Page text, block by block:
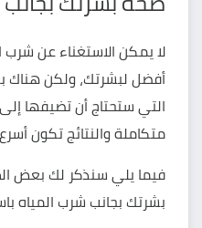
لا يمكن الاستغناء عن
أفضل لبشرتك، ولكن هناك
التي ستحتاج أن تضيفها
متكاملة والنتائج تكون
فيما يلي سنذكر لك بعض
بشرتك بجانب شرب المياه